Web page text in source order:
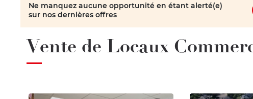
Ne manquez aucune opportunité en étant alerté(e)
sur nos dernières offres
Vente de Locaux